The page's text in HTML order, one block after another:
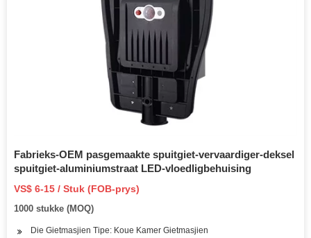
Fabrieks-OEM pasgemaakte spuitgiet-vervaardiger-deksel
spuitgiet-aluminiumstraat LED-vloedligbehuising
VS$ 6-15 / Stuk (FOB-prys)
1000 stukke (MOQ)
Die Gietmasjien Tipe: Koue Kamer Gietmasjien